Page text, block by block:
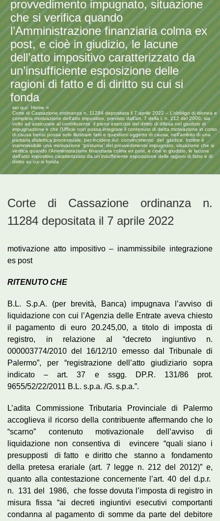
provvedimento impugnato, situazione
che si verifica quando
l’Amministrazione finanziaria colma ex
post, e cioè in giudizio, le lacune
dell’atto impositivo caratterizzato da
un’insufficiente esposizione delle
ragioni di fatto e di diritto su cui si
fonda
sei qui: Home
Corte di Cassazione ordinanza n. 11284 depositata il 7 aprile 2022 – L’obbligo di idonea e
completa motivazione dell’atto impositivo, previsto dall’art. 7 della l. n. 212 del 2000, sia
volto ad assicurare al contribuente il pieno esercizio del diritto di difesa nel giudizio di
impugnazione e che l’Ufficio non possa integrare il contenuto di detta motivazione in corso
di causa bensì possa solo illustrare fatti e questioni oggetto di causa, nell’ambito di una
paritaria dialettica processuale, per incidere sul convincimento del giudice. Inoltre è
inammissibile una motivazione “postuma” del provvedimento impugnato, situazione che si
verifica quando l’Amministrazione finanziaria colma ex post, e cioè in giudizio, le lacune
dell’atto impositivo caratterizzato da un’insufficiente esposizione delle ragioni di fatto e di
diritto su cui si fonda
Corte di Cassazione ordinanza n.
11284 depositata il 7 aprile 2022
motivazione atto impositivo – inammissibile integrazione
es post
RITENUTO CHE
B.L. S.p.A. (per brevità, Banca) impugnava l’avviso di
liquidazione con cui l’Agenzia delle Entrate aveva chiesto
il pagamento di euro 20.245,00, a titolo di imposta di
registro, in relazione al “decreto ingiuntivo n.
000003774/2010 del 16/12/10 emesso dal Tribunale di
Palermo”, per “registrazione dell’atto giudiziario sopra
indicato – art. 37 e ssgg. DP.R. 131/86 prot.
9655/52/22/2011 B.L. s.p.a. /G. s.p.a.”.
L’adita Commissione Tributaria Provinciale di Palermo
accoglieva il ricorso della contribuente affermando che lo
“scarno” contenuto motivazionale dell’avviso di
liquidazione non consentiva di evincere “quali siano i
presupposti di fatto e diritto che stanno a fondamento
della pretesa erariale (art. 7 legge n. 212 del 2012)” e,
quanto alla contestazione concernente l’art. 40 del d.p.r.
n. 131 del 1986, che fosse dovuta l’imposta di registro in
misura fissa “ai decreti ingiuntivi esecutivi comportanti
condanna al pagamento di somme da parte del debitore